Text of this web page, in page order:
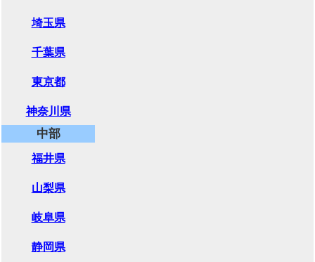
埼玉県
千葉県
東京都
神奈川県
中部
福井県
山梨県
岐阜県
静岡県